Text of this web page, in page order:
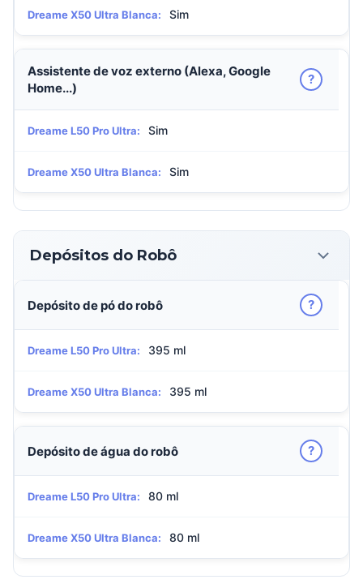
Dreame X50 Ultra Blanca: Sim
Assistente de voz externo (Alexa, Google
Home...)
?
Dreame L50 Pro Ultra: Sim
Dreame X50 Ultra Blanca: Sim
Depósitos do Robô
Depósito de pó do robô ?
Dreame L50 Pro Ultra: 395 ml
Dreame X50 Ultra Blanca: 395 ml
Depósito de água do robô ?
Dreame L50 Pro Ultra: 80 ml
Dreame X50 Ultra Blanca: 80 ml